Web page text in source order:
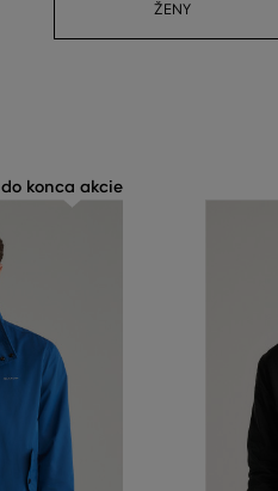
ŽENY
do konca akcie